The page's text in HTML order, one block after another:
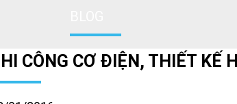
CÔNG CƠ ĐIỆN, THIẾT KẾ